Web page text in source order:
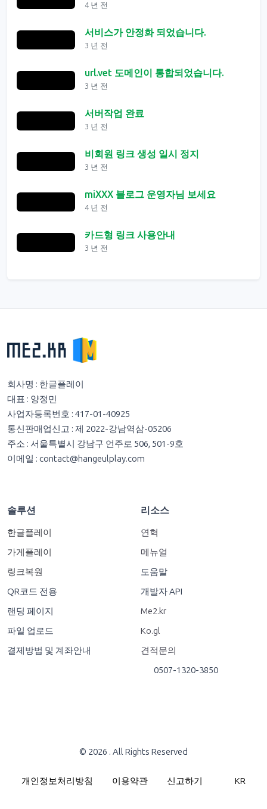
4 년 전
서비스가 안정화 되었습니다.
3 년 전
url.vet 도메인이 통합되었습니다.
3 년 전
서버작업 완료
3 년 전
비회원 링크 생성 일시 정지
3 년 전
miXXX 블로그 운영자님 보세요
4 년 전
카드형 링크 사용안내
3 년 전
회사명 : 한글플레이
대표 : 양정민
사업자등록번호 : 417-01-40925
통신판매업신고 : 제 2022-강남역삼-05206
주소 : 서울특별시 강남구 언주로 506, 501-9호
이메일 : contact@hangeulplay.com
솔루션
한글플레이
가게플레이
링크복원
QR코드 전용
랜딩 페이지
파일 업로드
결제방법 및 계좌안내
리소스
연혁
메뉴얼
도움말
개발자 API
Me2.kr
Ko.gl
견적문의
0507-1320-3850
© 2026 . All Rights Reserved
개인정보처리방침 이용약관 신고하기 KR